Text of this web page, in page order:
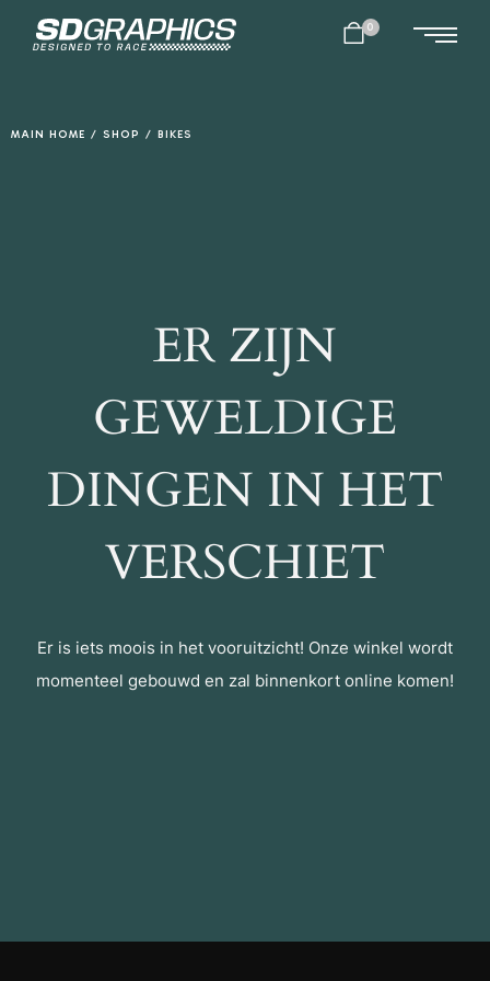
0
MAIN HOME / SHOP / BIKES
ER ZIJN
GEWELDIGE
DINGEN IN HET
VERSCHIET
Er is iets moois in het vooruitzicht! Onze winkel wordt
momenteel gebouwd en zal binnenkort online komen!